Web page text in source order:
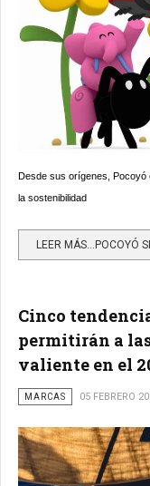
Desde sus orígenes, Pocoyó
la sostenibilidad
LEER MÁS…POCOYÓ
Cinco
permitirán a
valiente en el
MARCAS 05 FEBRERO